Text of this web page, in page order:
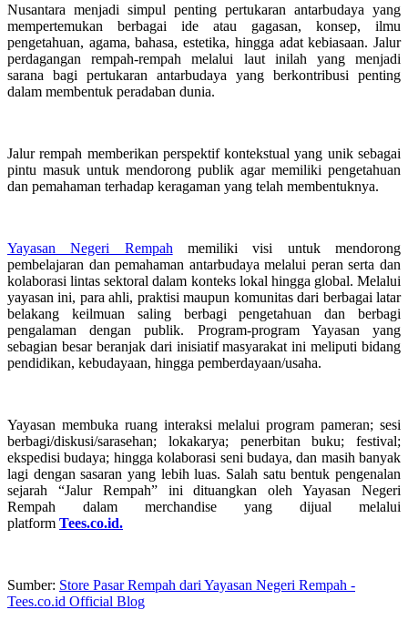
Nusantara menjadi simpul penting pertukaran antarbudaya yang
mempertemukan berbagai ide atau gagasan, konsep, ilmu
pengetahuan, agama, bahasa, estetika, hingga adat kebiasaan. Jalur
perdagangan rempah-rempah melalui laut inilah yang menjadi
sarana bagi pertukaran antarbudaya yang berkontribusi penting
dalam membentuk peradaban dunia.
Jalur rempah memberikan perspektif kontekstual yang unik sebagai
pintu masuk untuk mendorong publik agar memiliki pengetahuan
dan pemahaman terhadap keragaman yang telah membentuknya.
Yayasan Negeri Rempah memiliki visi untuk mendorong
pembelajaran dan pemahaman antarbudaya melalui peran serta dan
kolaborasi lintas sektoral dalam konteks lokal hingga global. Melalui
yayasan ini, para ahli, praktisi maupun komunitas dari berbagai latar
belakang keilmuan saling berbagi pengetahuan dan berbagi
pengalaman dengan publik. Program-program Yayasan yang
sebagian besar beranjak dari inisiatif masyarakat ini meliputi bidang
pendidikan, kebudayaan, hingga pemberdayaan/usaha.
Yayasan membuka ruang interaksi melalui program pameran; sesi
berbagi/diskusi/sarasehan; lokakarya; penerbitan buku; festival;
ekspedisi budaya; hingga kolaborasi seni budaya, dan masih banyak
lagi dengan sasaran yang lebih luas. Salah satu bentuk pengenalan
sejarah “Jalur Rempah” ini dituangkan oleh Yayasan Negeri
Rempah dalam merchandise yang dijual melalui
platform Tees.co.id.
Sumber: Store Pasar Rempah dari Yayasan Negeri Rempah -
Tees.co.id Official Blog